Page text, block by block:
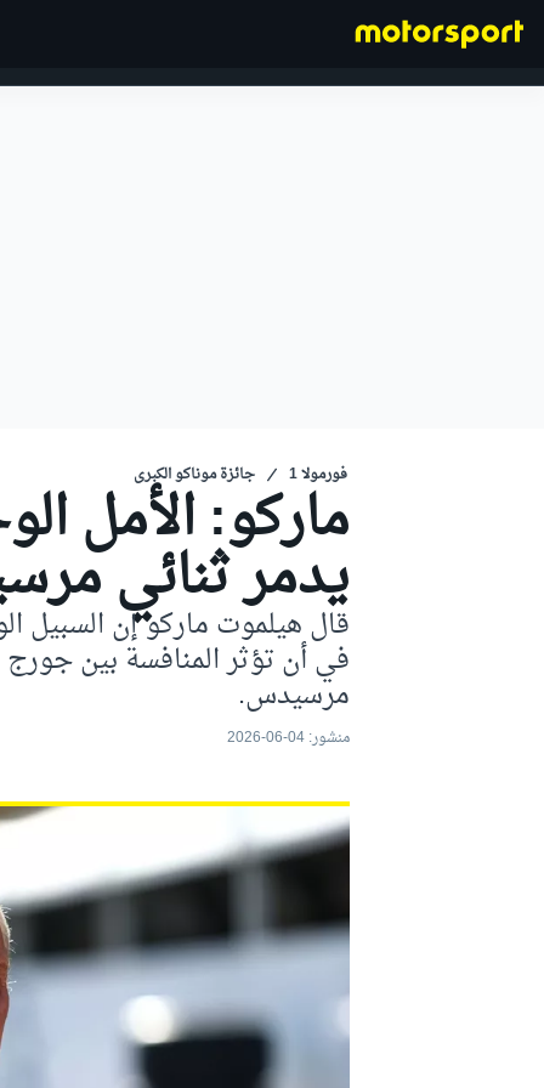
موتو جي بي
فورمولا إي
فورمولا 1 جائزة موناكو الكبرى
ماركو: الأمل
يدمر ثنائي
قال هيلموت ماركو إن السبيل
في أن تؤثر المنافسة بين جورج
مرسيدس.
منشور:04-06-2026